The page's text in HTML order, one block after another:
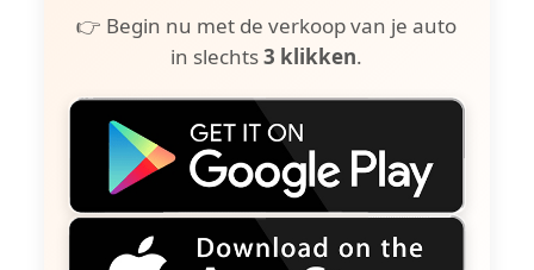
👉 Begin nu met de verkoop van je auto
in slechts3 klikken.